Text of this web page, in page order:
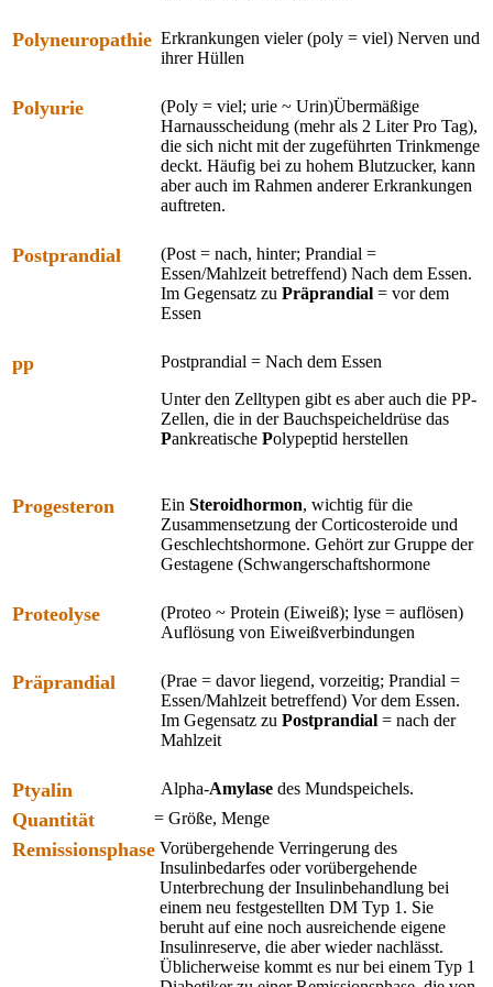
Polyneuropathie Erkrankungen vieler (poly = viel) Nerven und
ihrer Hüllen
Polyurie
(Poly = viel; urie ~ Urin)Übermäßige
Harnausscheidung (mehr als 2 Liter Pro Tag),
die sich nicht mit der zugeführten Trinkmenge
deckt. Häufig bei zu hohem Blutzucker, kann
aber auch im Rahmen anderer Erkrankungen
auftreten.
Postprandial
(Post = nach, hinter; Prandial =
Essen/Mahlzeit betreffend) Nach dem Essen.
Im Gegensatz zu Präprandial = vor dem
Essen
pp
Postprandial = Nach dem Essen
Unter den Zelltypen gibt es aber auch die PP-
Zellen, die in der Bauchspeicheldrüse das
Pankreatische Polypeptid herstellen
Progesteron Ein Steroidhormon, wichtig für die
Zusammensetzung der Corticosteroide und
Geschlechtshormone. Gehört zur Gruppe der
Gestagene (Schwangerschaftshormone
Proteolyse
(Proteo ~ Protein (Eiweiß); lyse = auflösen)
Auflösung von Eiweißverbindungen
Präprandial
(Prae = davor liegend, vorzeitig; Prandial =
Essen/Mahlzeit betreffend) Vor dem Essen.
Im Gegensatz zu Postprandial = nach der
Mahlzeit
Ptyalin Alpha-Amylase des Mundspeichels.
Quantität = Größe, Menge
Remissionsphase Vorübergehende Verringerung des
Insulinbedarfes oder vorübergehende
Unterbrechung der Insulinbehandlung bei
einem neu festgestellten DM Typ 1. Sie
beruht auf eine noch ausreichende eigene
Insulinreserve, die aber wieder nachlässt.
Üblicherweise kommt es nur bei einem Typ 1